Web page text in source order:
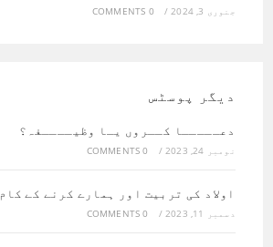
جنوری 3, 2024 /
0 COMMENTS
دیگر پوسٹس
دعـــــا کــروں یـا وظیــــفہ؟
نومبر 24, 2023 /
0 COMMENTS
اولاد کی تربیت اور ہمارے کرنے کے کام
دسمبر 11, 2023 /
0 COMMENTS